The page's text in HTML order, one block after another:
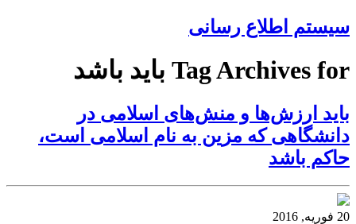
سیستم اطلاع رسانی
Tag Archives for باید باشد
باید ارزش‌ها و منش‌های اسلامی در
دانشگاهی که مزین به نام اسلامی است،
حاکم باشد
20 فوریه, 2016